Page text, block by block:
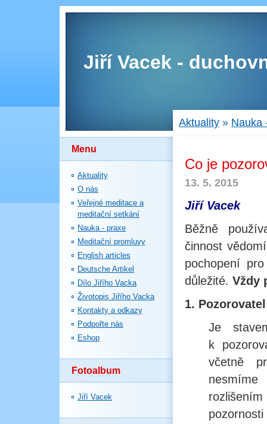
Jiří Vacek -
Menu
Aktuality
O nás
Veřejné meditace a
meditační setkání
Nauka - praxe
Meditační promluvy
English articles
Deutsche Artikel
Dílo Jiřího Vacka
Životopis Jiřího Vacka
Kontakty a odkazy
Podpořte nás
Eshop
Fotoalbum
Jiří Vacek
Aktuality » Nauka
Co je
13. 5. 2015
Jiří Vacek
Běžně
činnost
pochopení
důležité. Vždy
1.
Je
k
včetně